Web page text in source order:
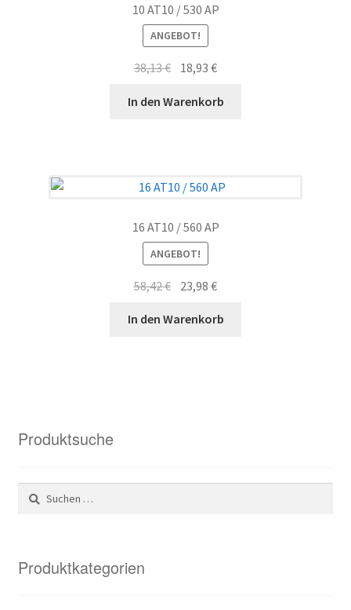
10 AT10 / 530 AP
ANGEBOT!
38,13€ Ursprünglicher
war:
18,93€Aktueller
ist:
In den Warenkorb
16 AT10 / 560 AP
ANGEBOT!
58,42€ Ursprünglicher
war:
23,98€Aktueller
ist:
In den Warenkorb
Produktsuche
Suchen
nach:
Produktkategorien